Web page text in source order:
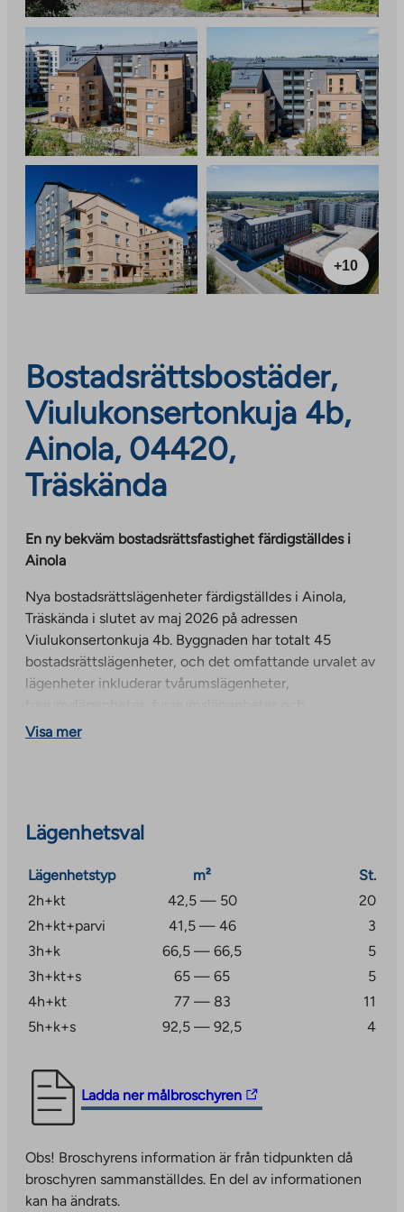
+10
Bostadsrättsbostäder,
Viulukonsertonkuja 4b,
Ainola, 04420,
Träskända
En ny bekväm bostadsrättsfastighet färdigställdes i
Ainola
Nya bostadsrättslägenheter färdigställdes i Ainola,
Träskända i slutet av maj 2026 på adressen
Viulukonsertonkuja 4b. Byggnaden har totalt 45
bostadsrättslägenheter, och det omfattande urvalet av
lägenheter inkluderar tvårumslägenheter,
femrumslägenheter i olika storlekar. Lägenheterna är
lägenheter har en terrass med glasräcke utan glas.
Några av lägenheterna har även egen bastu, som du
kan njuta av om du vill.
De boende har tillgång till en mängd olika
gemensamma faciliteter, såsom tvättstuga, klubbrum,
torkrum, förråd och en husbastu med takterrass.
Dessutom har varje lägenhet ett förråd för personliga
tillhörigheter. Det finns 29 parkeringsplatser och de
parkeringsanläggning som ägs av Järvenpää stad.
Ett utvecklande bostadsområde nära daglig service
Viulukonsertonkuja bostadsrättslägenheter ligger i den
södra delen av Järvenpää, i Ainola-området.
Bostadsområdet ligger drygt 2,5 kilometer från
Träskända centrum.
Visa mer
Lägenhetsval
Lägenhetstyp m²
St.
2h+kt
42,5 — 50
20
2h+kt+parvi
41,5 — 46
3
3h+k
66,5 — 66,5
5
3h+kt+s
65 — 65
5
4h+kt
77 — 83
11
5h+k+s
92,5 — 92,5 4
Ladda ner målbroschyren
The
link
you
to
an
Obs! Broschyrens information är från tidpunkten då
broschyren sammanställdes. En del av informationen
kan ha ändrats.